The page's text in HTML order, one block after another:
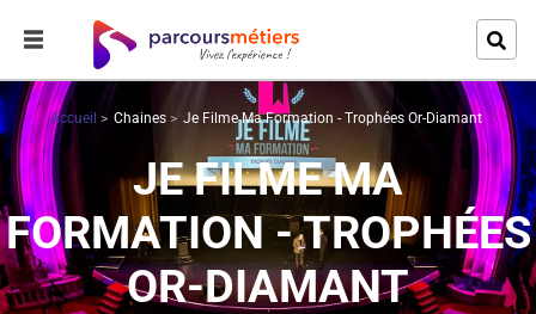
Accueil Chaines Je Filme Ma Formation - Trophées Or-Diamant
JE FILME MA
FORMATION - TROPHÉES
OR-DIAMANT